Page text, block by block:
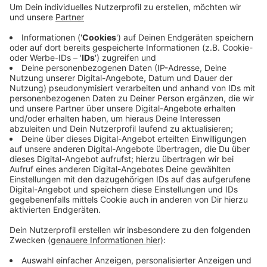
Damit liegt Wuppertal über dem Durchschnitt in
noch Mettmann, Neuss und das Bergische Land
gehören. Auch die Prognose ist
überdurchschnittlich. 78 Prozent der befragten
Betriebe in Wuppertal erwarten, dass ihre
Geschäftslage auf dem aktuellen Niveau bleibt.
Veröffentlicht:Donnerstag, 07.11.2019 14:09
Anzeige